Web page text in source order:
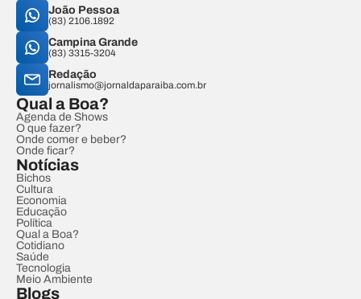
João Pessoa
(83) 2106.1892
Campina Grande
(83) 3315-3204
Redação
jornalismo@jornaldaparaiba.com.br
Qual a Boa?
Agenda de Shows
O que fazer?
Onde comer e beber?
Onde ficar?
Notícias
Bichos
Cultura
Economia
Educação
Política
Qual a Boa?
Cotidiano
Saúde
Tecnologia
Meio Ambiente
Blogs